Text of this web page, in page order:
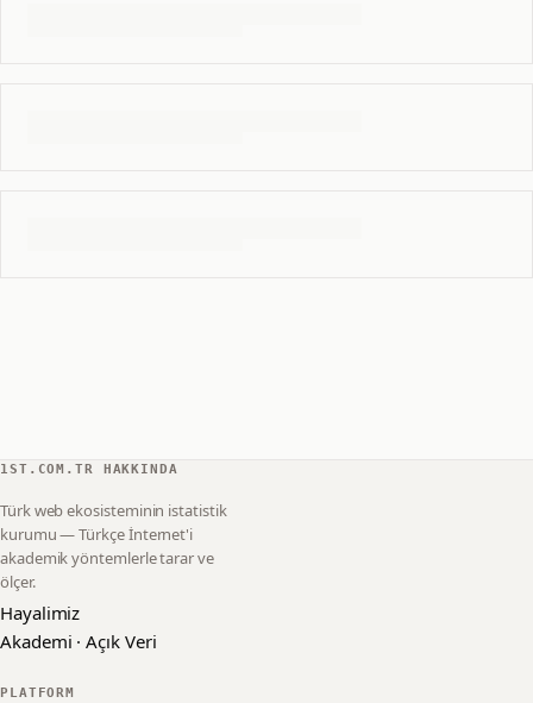
1ST.COM.TR HAKKINDA
Türk web ekosisteminin istatistik
kurumu — Türkçe İnternet'i
akademik yöntemlerle tarar ve
ölçer.
Hayalimiz
Akademi · Açık Veri
PLATFORM